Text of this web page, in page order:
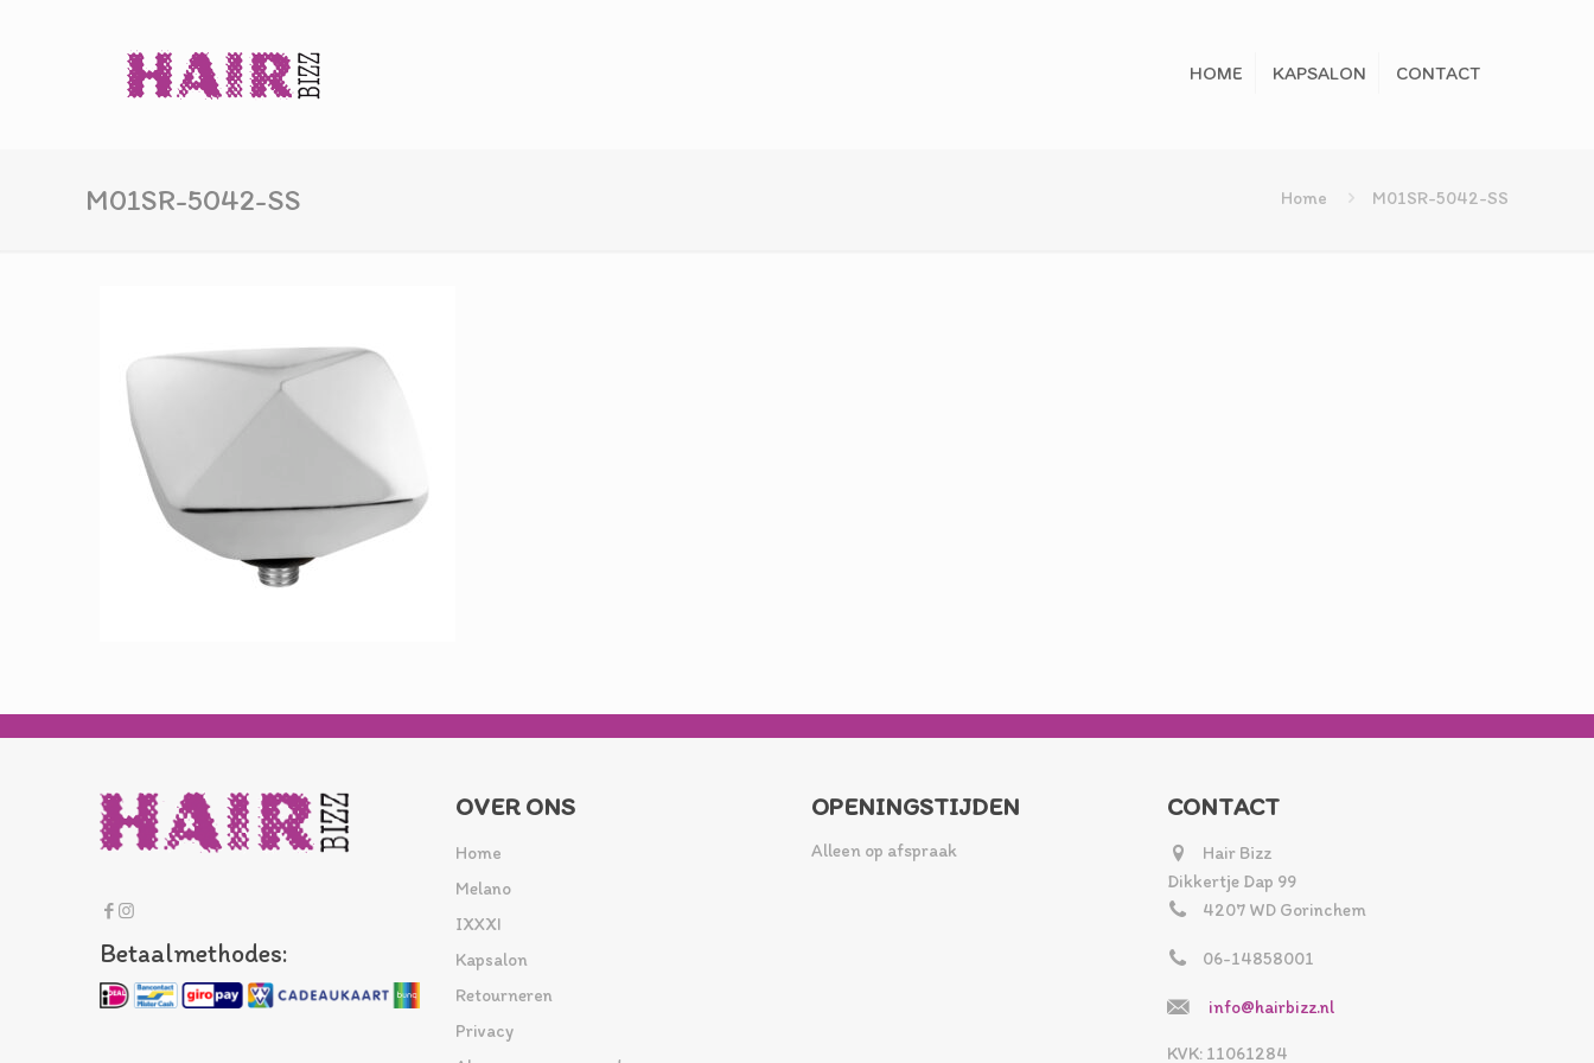
HOME KAPSALON CONTACT
M01SR-5042-SS Home M01SR-5042-SS
Betaalmethodes:
OVER ONS
Home
Melano
IXXXI
Kapsalon
Retourneren
Privacy
OPENINGSTIJDEN
Alleen op afspraak
CONTACT
Hair Bizz
Dikkertje Dap 99
4207 WD Gorinchem
06-14858001
info@hairbizz.nl
KVK: 11061284